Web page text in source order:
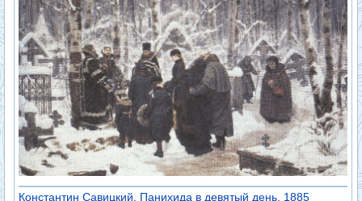
Константин Савицкий. Панихида в девятый день. 1885